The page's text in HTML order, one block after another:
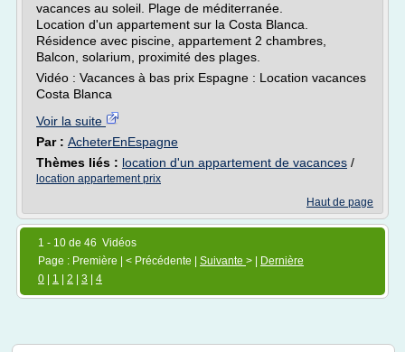
vacances au soleil. Plage de méditerranée.
Location d'un appartement sur la Costa Blanca.
Résidence avec piscine, appartement 2 chambres,
Balcon, solarium, proximité des plages.
Vidéo : Vacances à bas prix Espagne : Location vacances
Costa Blanca
Voir la suite
Par : AcheterEnEspagne
Thèmes liés : location d'un appartement de vacances /
location appartement prix
Haut de page
1 - 10 de 46 Vidéos
Page : Première | < Précédente | Suivante > |
Dernière
0
1 2 3 4